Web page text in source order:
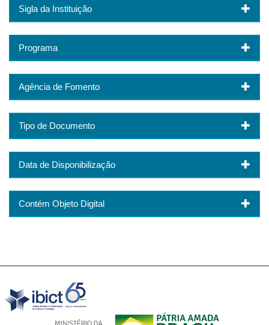
Sigla da Instituição
Programa
Agência de Fomento
Tipo de Documento
Data de Disponibilização
Contém Objeto Digital